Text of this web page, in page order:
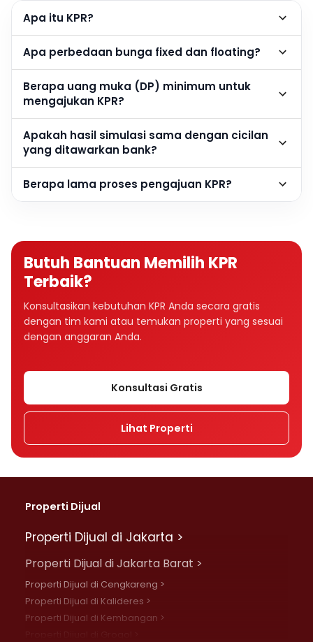
Apa itu KPR?
Apa perbedaan bunga fixed dan floating?
Berapa uang muka (DP) minimum untuk
mengajukan KPR?
Apakah hasil simulasi sama dengan cicilan
yang ditawarkan bank?
Berapa lama proses pengajuan KPR?
Butuh Bantuan Memilih KPR
Terbaik?
Konsultasikan kebutuhan KPR Anda secara gratis
dengan tim kami atau temukan properti yang sesuai
dengan anggaran Anda.
Konsultasi Gratis
Lihat Properti
Properti Dijual
Properti Dijual di Jakarta >
Properti Dijual di Jakarta Barat >
Properti Dijual di Cengkareng >
Properti Dijual di Kalideres >
Properti Dijual di Kembangan >